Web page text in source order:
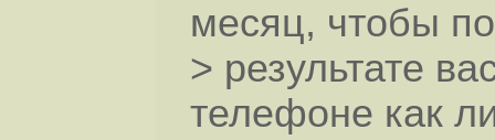
месяц, чтобы
> результате
телефоне как